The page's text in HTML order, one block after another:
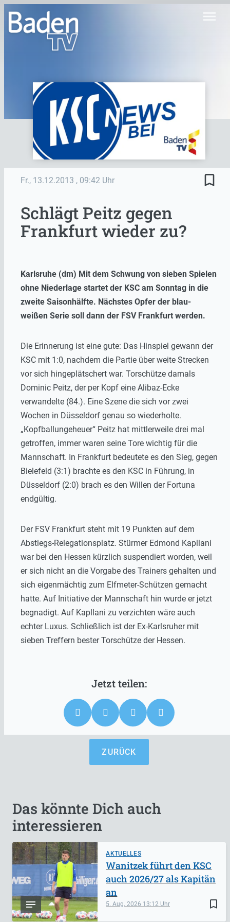
menu
Fr., 13.12.2013 , 09:42 Uhr bookmark_border
Schlägt Peitz gegen
Frankfurt wieder zu?
Karlsruhe (dm) Mit dem Schwung von sieben Spielen
ohne Niederlage startet der KSC am Sonntag in die
zweite Saisonhälfte. Nächstes Opfer der blau-
weißen Serie soll dann der FSV Frankfurt werden.
Die Erinnerung ist eine gute: Das Hinspiel gewann der
KSC mit 1:0, nachdem die Partie über weite Strecken
vor sich hingeplätschert war. Torschütze damals
Dominic Peitz, der per Kopf eine Alibaz-Ecke
verwandelte (84.). Eine Szene die sich vor zwei
Wochen in Düsseldorf genau so wiederholte.
„Kopfballungeheuer“ Peitz hat mittlerweile drei mal
getroffen, immer waren seine Tore wichtig für die
Mannschaft. In Frankfurt bedeutete es den Sieg, gegen
Bielefeld (3:1) brachte es den KSC in Führung, in
Düsseldorf (2:0) brach es den Willen der Fortuna
endgültig.
Der FSV Frankfurt steht mit 19 Punkten auf dem
Abstiegs-Relegationsplatz. Stürmer Edmond Kapllani
war bei den Hessen kürzlich suspendiert worden, weil
er sich nicht an die Vorgabe des Trainers gehalten und
sich eigenmächtig zum Elfmeter-Schützen gemacht
hatte. Auf Initiative der Mannschaft hin wurde er jetzt
begnadigt. Auf Kapllani zu verzichten wäre auch
echter Luxus. Schließlich ist der Ex-Karlsruher mit
sieben Treffern bester Torschütze der Hessen.
ZURÜCK
Das könnte Dich auch
interessieren
AKTUELLES
bookmark_border
5. Aug. 2026 13:12
Wanitzek führt den KSC
auch 2026/27 als Kapitän
an